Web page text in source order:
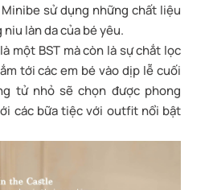
sử dụng những chất liệu
làn da của bé yêu.
là một BST mà còn là sự chắt lọc
tới các em bé vào dịp lễ cuối
tử nhỏ sẽ chọn được phong
các bữa tiệc với outfit nổi bật